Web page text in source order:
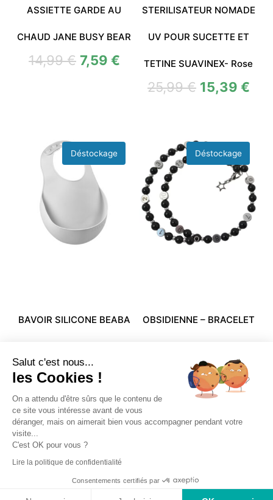
ASSIETTE GARDE AU
CHAUD JANE BUSY BEAR
14,99€ 7,59 €
STERILISATEUR NOMADE
UV POUR SUCETTE ET
TETINE SUAVINEX- Rose
25,99€ 15,39 €
BAVOIR SILICONE BEABA
12,99€ 5,59
OBSIDIENNE – BRACELET
€ 18,49€
Accueil Ma boutique
Comment ça marche ?
© 2026 - Bébé Cash Mende. All rights reserved.
Salut c'est nous...
les Cookies !
On a attendu d'être sûrs que le contenu de
ce site vous intéresse avant de vous
déranger, mais on aimerait bien vous accompagner pendant votre
visite...
C'est OK pour vous ?
Lire la politique de confidentialité
Consentements certifiés par